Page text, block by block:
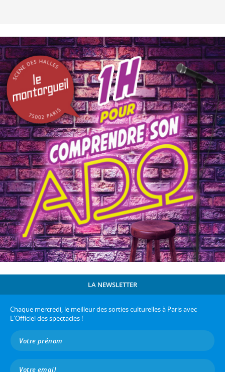
LA NEWSLETTER
Chaque mercredi, le meilleur des sorties culturelles à Paris avec
L'Officiel des spectacles !